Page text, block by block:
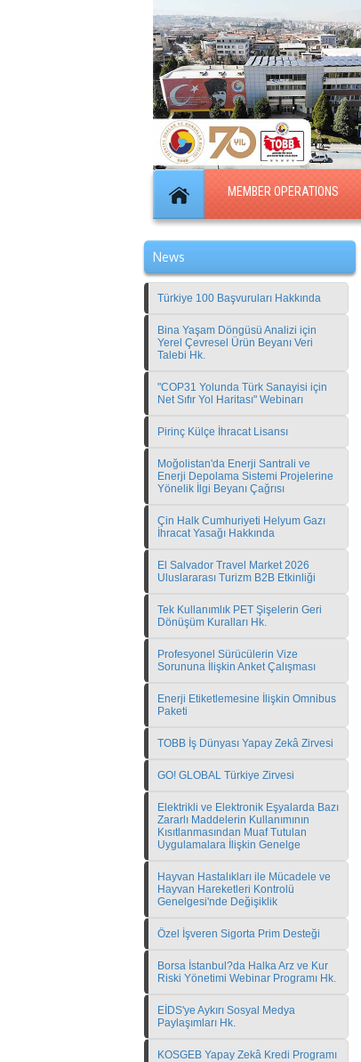
MEMBER OPERATIONS
News
Türkiye 100 Başvuruları Hakkında
Bina Yaşam Döngüsü Analizi için
Yerel Çevresel Ürün Beyanı Veri
Talebi Hk.
"COP31 Yolunda Türk Sanayisi için
Net Sıfır Yol Haritası" Webinarı
Pirinç Külçe İhracat Lisansı
Moğolistan'da Enerji Santrali ve
Enerji Depolama Sistemi Projelerine
Yönelik İlgi Beyanı Çağrısı
Çin Halk Cumhuriyeti Helyum Gazı
İhracat Yasağı Hakkında
El Salvador Travel Market 2026
Uluslararası Turizm B2B Etkinliği
Tek Kullanımlık PET Şişelerin Geri
Dönüşüm Kuralları Hk.
Profesyonel Sürücülerin Vize
Sorununa İlişkin Anket Çalışması
Enerji Etiketlemesine İlişkin Omnibus
Paketi
TOBB İş Dünyası Yapay Zekâ Zirvesi
GO! GLOBAL Türkiye Zirvesi
Elektrikli ve Elektronik Eşyalarda Bazı
Zararlı Maddelerin Kullanımının
Kısıtlanmasından Muaf Tutulan
Uygulamalara İlişkin Genelge
Hayvan Hastalıkları ile Mücadele ve
Hayvan Hareketleri Kontrolü
Genelgesi'nde Değişiklik
Özel İşveren Sigorta Prim Desteği
Borsa İstanbul?da Halka Arz ve Kur
Riski Yönetimi Webinar Programı Hk.
EİDS'ye Aykırı Sosyal Medya
Paylaşımları Hk.
KOSGEB Yapay Zekâ Kredi Programı